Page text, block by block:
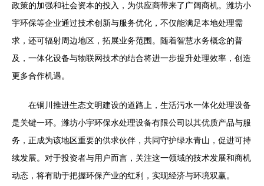
政策的加强和社会资本的投入，为供应商带来了广阔商机。潍坊小
宇环保等企业通过技术创新与服务优化，不仅能满足本地处理需
求，还可辐射周边地区，拓展业务范围。随着智慧水务概念的普
及，一体化设备与物联网技术的结合将进一步提升处理效率，创造
更多合作机遇。
在铜川推进生态文明建设的道路上，生活污水一体化处理设备
是关键一环。潍坊小宇环保水处理设备有限公司以其优质产品与服
务，正成为该地区重要的供求伙伴，共同守护绿水青山，促进可持
续发展。对于投资者与用户而言，关注这一领域的技术发展和商机
动态，将有助于把握环保产业的红利，实现经济与环境双赢。